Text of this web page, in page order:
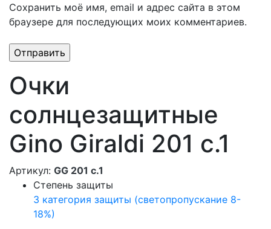
Сохранить моё имя, email и адрес сайта в этом
браузере для последующих моих комментариев.
Очки
солнцезащитные
Gino Giraldi 201 с.1
Артикул: GG 201 с.1
Степень защиты
3 категория защиты (светопропускание 8-
18%)